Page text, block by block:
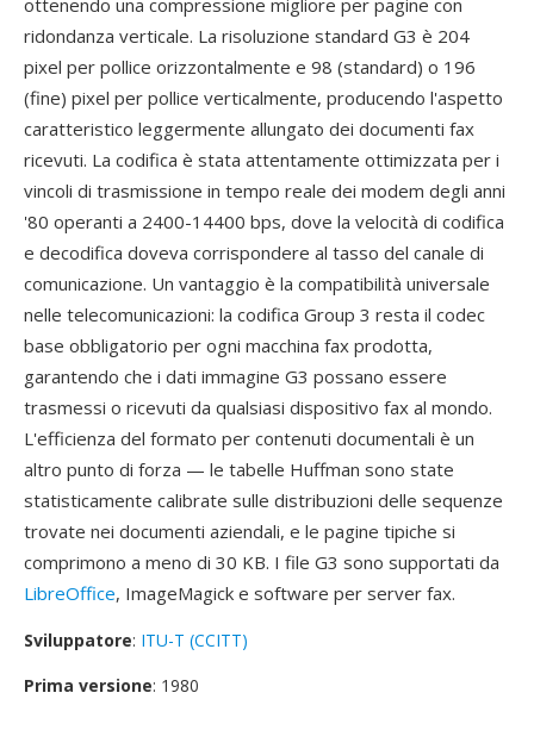
ottenendo una compressione migliore per pagine con
ridondanza verticale. La risoluzione standard G3 è 204
pixel per pollice orizzontalmente e 98 (standard) o 196
(fine) pixel per pollice verticalmente, producendo l'aspetto
caratteristico leggermente allungato dei documenti fax
ricevuti. La codifica è stata attentamente ottimizzata per i
vincoli di trasmissione in tempo reale dei modem degli anni
'80 operanti a 2400-14400 bps, dove la velocità di codifica
e decodifica doveva corrispondere al tasso del canale di
comunicazione. Un vantaggio è la compatibilità universale
nelle telecomunicazioni: la codifica Group 3 resta il codec
base obbligatorio per ogni macchina fax prodotta,
garantendo che i dati immagine G3 possano essere
trasmessi o ricevuti da qualsiasi dispositivo fax al mondo.
L'efficienza del formato per contenuti documentali è un
altro punto di forza — le tabelle Huffman sono state
statisticamente calibrate sulle distribuzioni delle sequenze
trovate nei documenti aziendali, e le pagine tipiche si
comprimono a meno di 30 KB. I file G3 sono supportati da
LibreOffice, ImageMagick e software per server fax.
Sviluppatore: ITU-T (CCITT)
Prima versione: 1980